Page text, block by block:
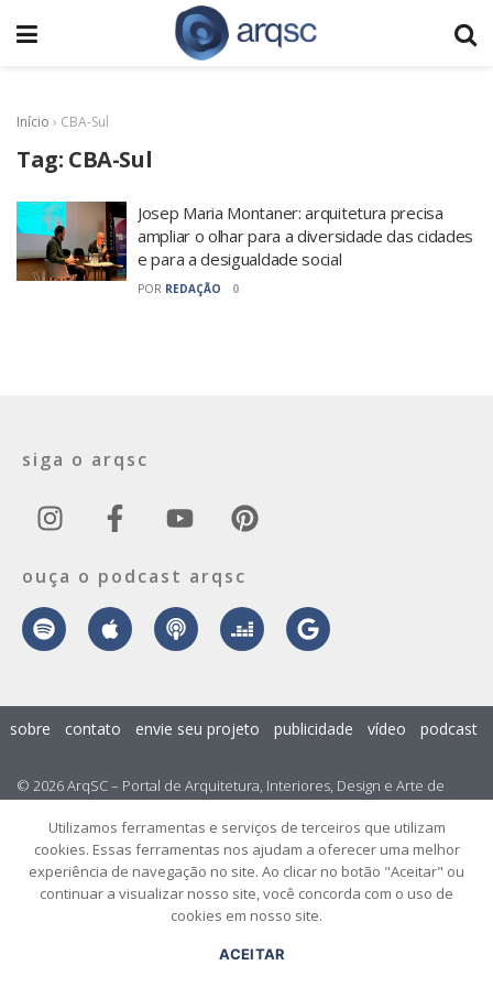
Início › CBA-Sul
Tag: CBA-Sul
Josep Maria Montaner: arquitetura precisa
ampliar o olhar para a diversidade das cidades
e para a desigualdade social
POR REDAÇÃO 0
siga o arqsc
ouça o podcast arqsc
© 2026 ArqSC – Portal de Arquitetura, Interiores, Design e Arte de
sobre contato envie seu projeto publicidade vídeo podcast
Utilizamos ferramentas e serviços de terceiros que utilizam
cookies. Essas ferramentas nos ajudam a oferecer uma melhor
experiência de navegação no site. Ao clicar no botão "Aceitar" ou
continuar a visualizar nosso site, você concorda com o uso de
cookies em nosso site.
ACEITAR